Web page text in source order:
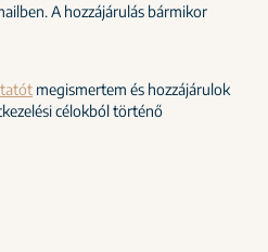
A hozzájárulás bármikor
megismertem és hozzájárulok
célokból történő